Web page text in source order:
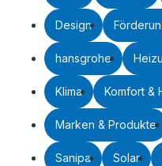
Design
hansgrohe
Klima Komfort &
Marken & Produkte
Sanipa Solar